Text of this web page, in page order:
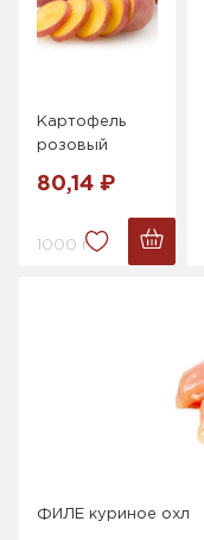
Картофель
розовый
80,14 ₽
1000 г.
ФИЛЕ куриное охл